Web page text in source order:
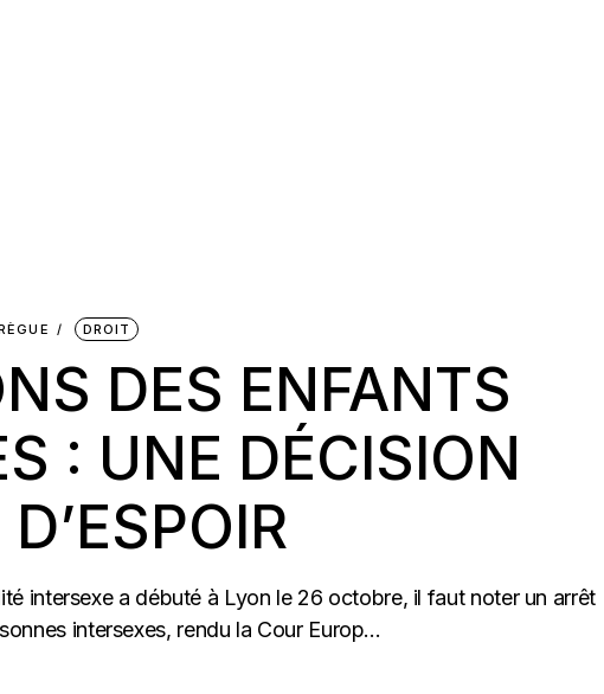
DROIT
DES ENFANTS
: UNE DÉCISION
intersexe a débuté à Lyon le 26 octobre, il faut noter un arrêt
intersexes, rendu la Cour Europ...